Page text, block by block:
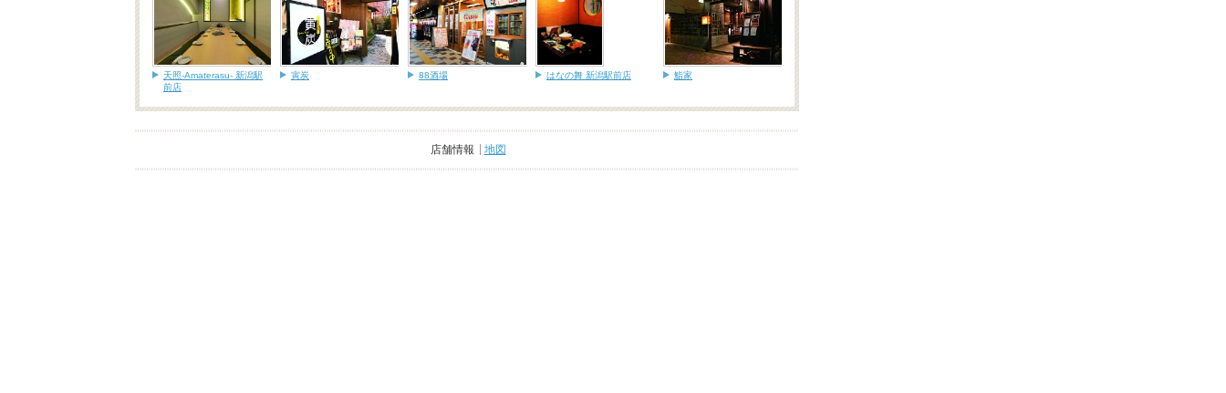
天照-Amaterasu- 新潟駅
前店
寅炭 88酒場 はなの舞 新潟駅前店 鮨家
店舗情報 地図